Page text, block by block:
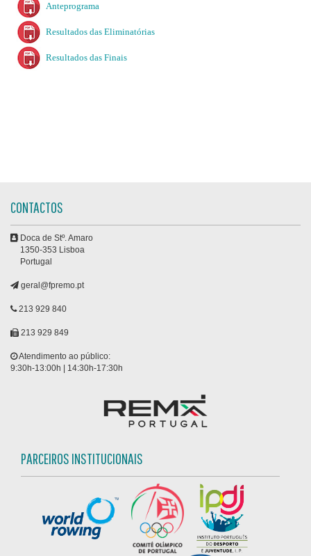
Anteprograma
Resultados das Eliminatórias
Resultados das Finais
CONTACTOS
Doca de Stº. Amaro
1350-353 Lisboa
Portugal
geral@fpremo.pt
213 929 840
213 929 849
Atendimento ao público:
9:30h-13:00h | 14:30h-17:30h
PARCEIROS INSTITUCIONAIS